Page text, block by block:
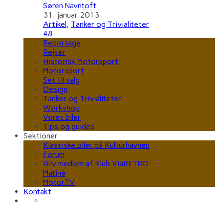
Søren Navntoft
31. januar 2013
Artikel, Tanker og Trivialiteter
48
Reportage
Rejser
Historisk Motorsport
Motorsport
Set til salg
Design
Tanker og Trivialiteter
Workshop
Vores biler
Tips og guides
Sektioner
Klassiske biler på Kulturhavnen
Forum
Bliv medlem af Klub ViaRETRO
Matiné
MotorTV
Kontakt